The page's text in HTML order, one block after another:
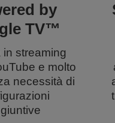
by
TV™
in streaming
e molto
necessità di